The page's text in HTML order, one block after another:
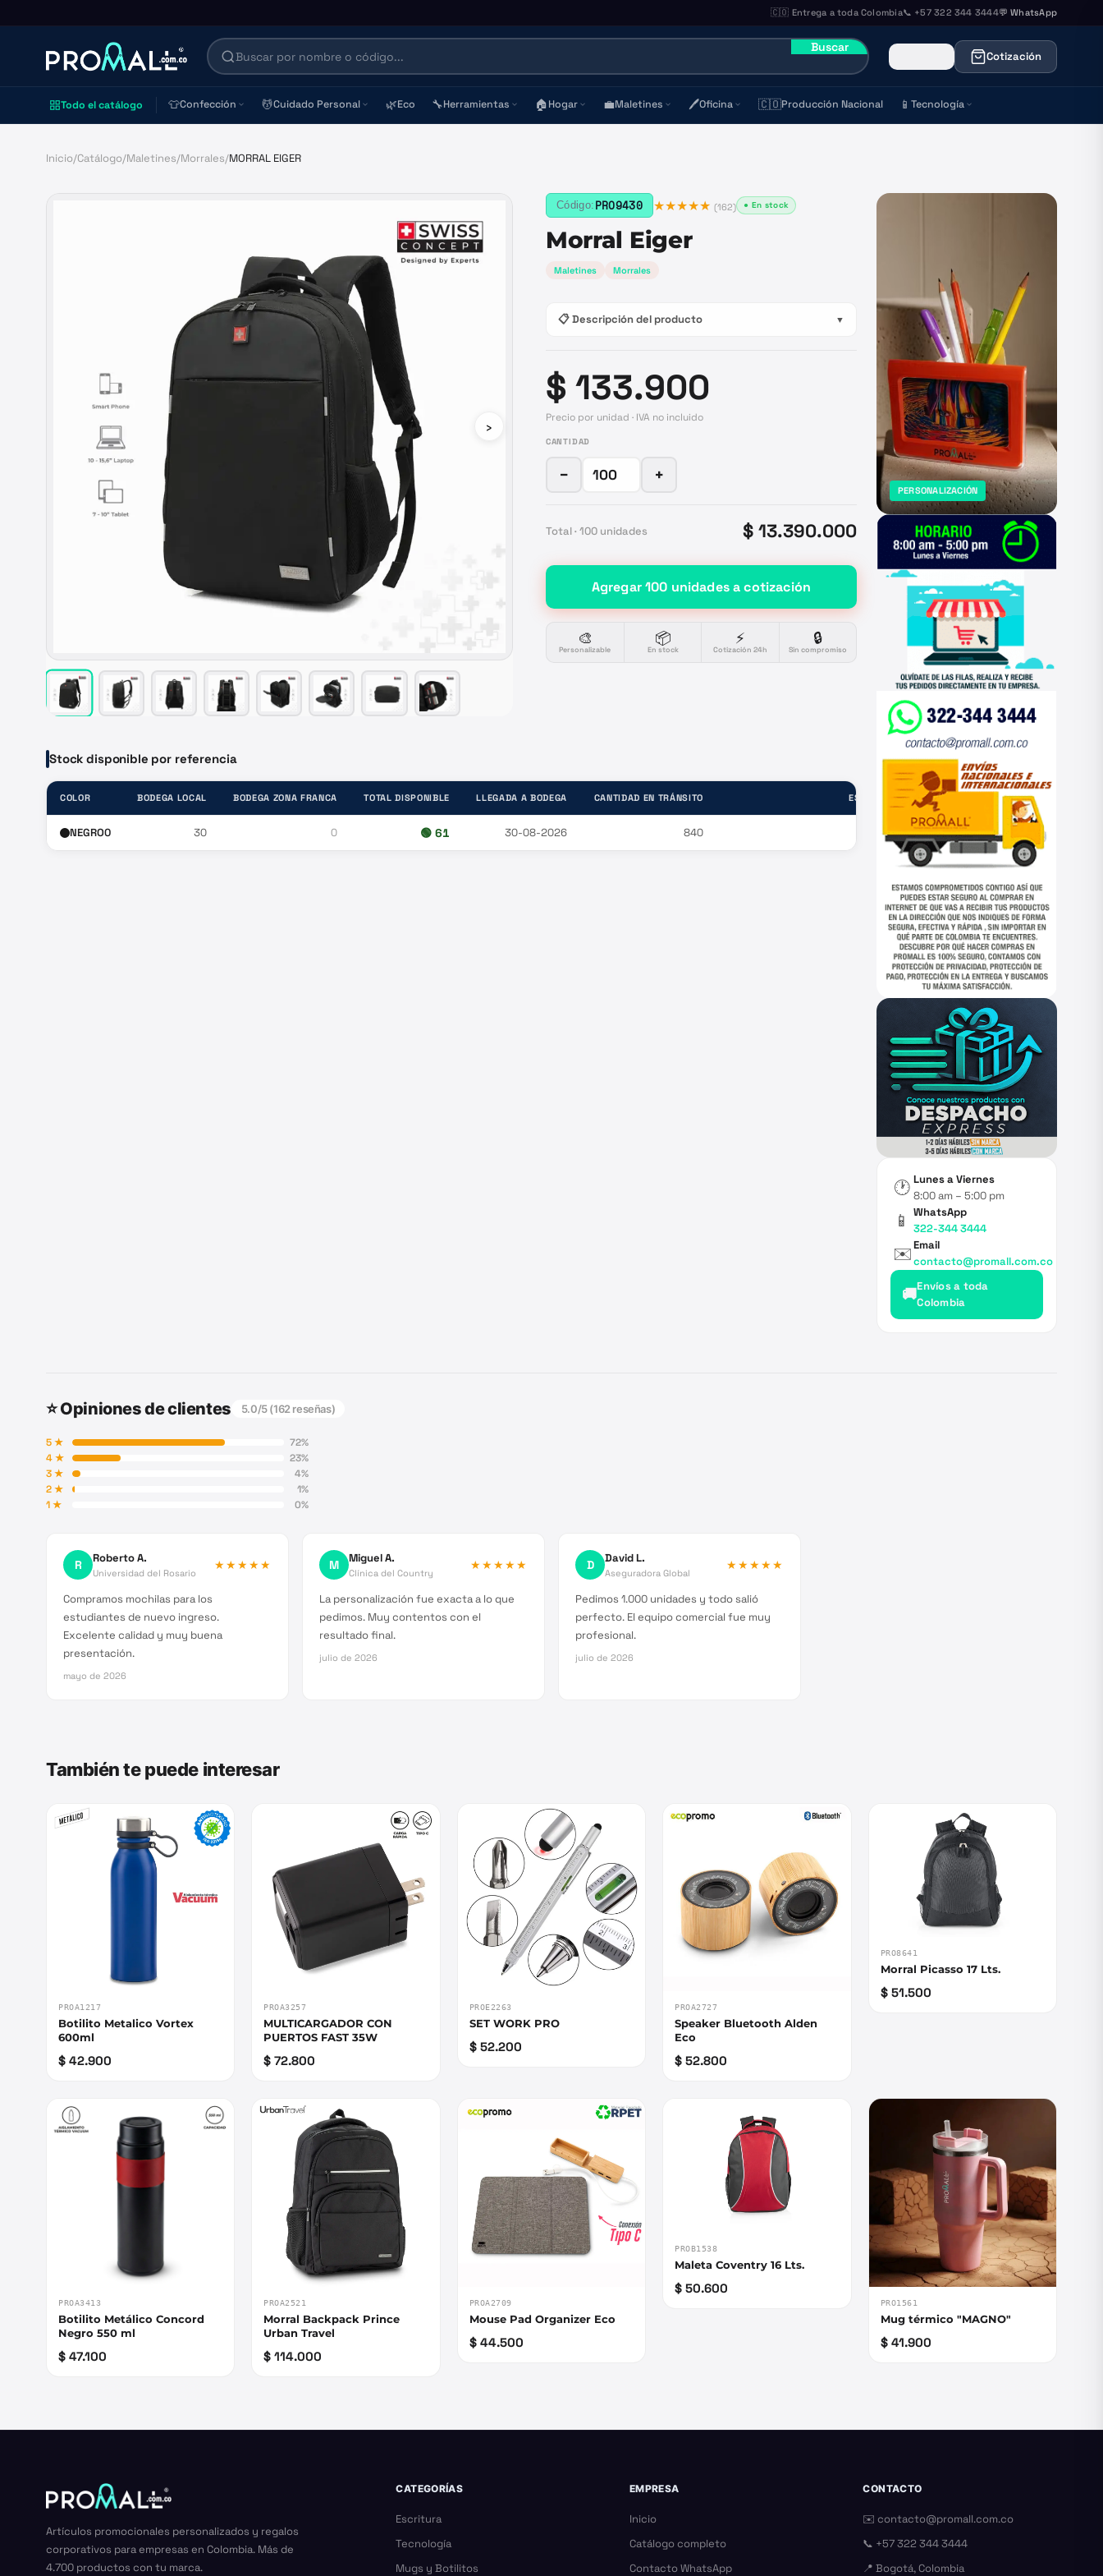
🇨🇴 Entrega a toda Colombia📞 +57 322 344 3444💬 WhatsApp
Buscar
Cotización
Todo el catálogo 👕Confección 💆Cuidado Personal 🌿Eco 🔧Herramientas 🏠Hogar 💼Maletines 🖊️Oficina 🇨🇴Producción Nacional 📱 Tecnología
Inicio/Catálogo/Maletines/Morrales/MORRAL EIGER
›
Código: PRO9430 ★★★★★ (162) ● En stock
Morral Eiger
Maletines Morrales
📋 Descripción del producto ▼
$ 133.900
Precio por unidad · IVA no incluido
CANTIDAD
− +
Total · 100 unidades $ 13.390.000
Agregar100 unidadesa cotización
🎨
Personalizable
📦
En stock
⚡
Cotización 24h
🔒
Sin compromiso
Stock disponible por referencia
COLOR BODEGA LOCAL BODEGA ZONA FRANCA TOTAL DISPONIBLE LLEGADA A BODEGA CANTIDAD EN TRÁNSITO ESTADO
NEGRO0 30 0 🟢 61 30-08-2026 840 —
PERSONALIZACIÓN
🕐 Lunes a Viernes
8:00 am – 5:00 pm
📱
WhatsApp
322-344 3444
✉️Email
contacto@promall.com.co
🚚Envíos a toda
Colombia
⭐ Opiniones de clientes 5.0/5 (162reseñas)
5★ 72%
4★ 23%
3★ 4%
2★ 1%
1★ 0%
R Roberto A.
Universidad del Rosario
★★★★★
Compramos mochilas para los
estudiantes de nuevo ingreso.
Excelente calidad y muy buena
presentación.
mayo de 2026
M Miguel A.
Clínica del Country
★★★★★
La personalización fue exacta a lo que
pedimos. Muy contentos con el
resultado final.
julio de 2026
D David L.
Aseguradora Global
★★★★★
Pedimos 1.000 unidades y todo salió
perfecto. El equipo comercial fue muy
profesional.
julio de 2026
También te puede interesar
PROA1217
Botilito Metalico Vortex
600ml
$ 42.900
PROA3257
MULTICARGADOR CON
PUERTOS FAST 35W
$ 72.800
PROE2263
SET WORK PRO
$ 52.200
PROA2727
Speaker Bluetooth Alden
Eco
$ 52.800
PRO8641
Morral Picasso 17 Lts.
$ 51.500
PROA3413
Botilito Metálico Concord
Negro 550 ml
$ 47.100
PROA2521
Morral Backpack Prince
Urban Travel
$ 114.000
PROA2709
Mouse Pad Organizer Eco
$ 44.500
PROB1538
Maleta Coventry 16 Lts.
$ 50.600
PRO1561
Mug térmico "MAGNO"
$ 41.900
Artículos promocionales personalizados y regalos
corporativos para empresas en Colombia. Más de
4.700 productos con tu marca.
CATEGORÍAS
Escritura
Tecnología
Mugs y Botilitos
EMPRESA
Inicio
Catálogo completo
Contacto WhatsApp
CONTACTO
✉️contacto@promall.com.co
📞 +57 322 344 3444
📍 Bogotá, Colombia